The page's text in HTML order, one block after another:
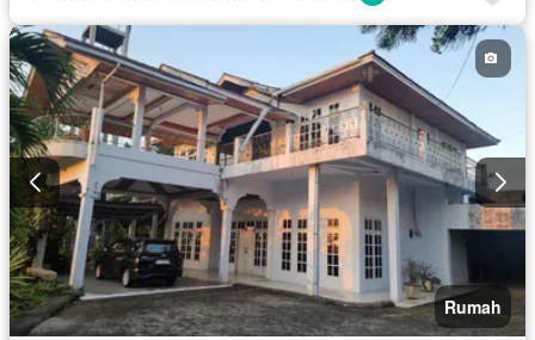
Rumah